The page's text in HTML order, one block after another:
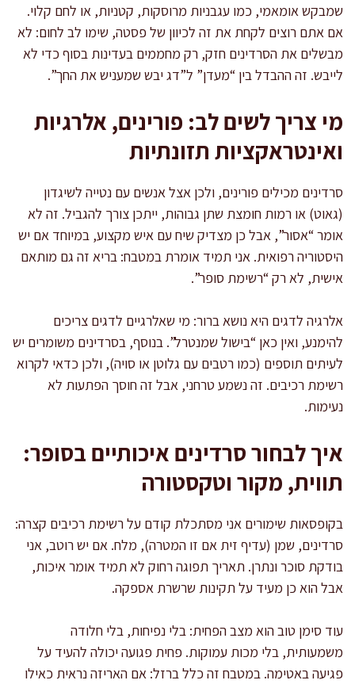
שמבקש אומאמי, כמו עגבניות מרוסקות, קטניות, או לחם קלוי.
אם אתם רוצים לקחת את זה לכיוון של פסטה, שימו לב לחום: לא
מבשלים את הסרדינים חזק, רק מחממים בעדינות בסוף כדי לא
לייבש. זה ההבדל בין “מעדן” ל”דג יבש שמעניש את החך”.
מי צריך לשים לב: פורינים, אלרגיות
ואינטראקציות תזונתיות
סרדינים מכילים פורינים, ולכן אצל אנשים עם נטייה לשיגדון
(גאוט) או רמות חומצת שתן גבוהות, ייתכן צורך להגביל. זה לא
אומר “אסור”, אבל כן מצדיק שיח עם איש מקצוע, במיוחד אם יש
היסטוריה רפואית. אני תמיד אומרת במטבח: בריא זה גם מותאם
אישית, לא רק “רשימת סופר”.
אלרגיה לדגים היא נושא ברור: מי שאלרגיים לדגים צריכים
להימנע, ואין כאן “בישול שמנטרל”. בנוסף, בסרדינים משומרים יש
לעיתים תוספים (כמו רטבים עם גלוטן או סויה), ולכן כדאי לקרוא
רשימת רכיבים. זה נשמע טרחני, אבל זה חוסך הפתעות לא
נעימות.
איך לבחור סרדינים איכותיים בסופר:
תווית, מקור וטקסטורה
בקופסאות שימורים אני מסתכלת קודם על רשימת רכיבים קצרה:
סרדינים, שמן (עדיף זית אם זו המטרה), מלח. אם יש רוטב, אני
בודקת סוכר ונתרן. תאריך תפוגה רחוק לא תמיד אומר איכות,
אבל הוא כן מעיד על תקינות שרשרת אספקה.
עוד סימן טוב הוא מצב הפחית: בלי נפיחות, בלי חלודה
משמעותית, בלי מכות עמוקות. פחית פגועה יכולה להעיד על
פגיעה באטימה. במטבח זה כלל ברזל: אם האריזה נראית כאילו